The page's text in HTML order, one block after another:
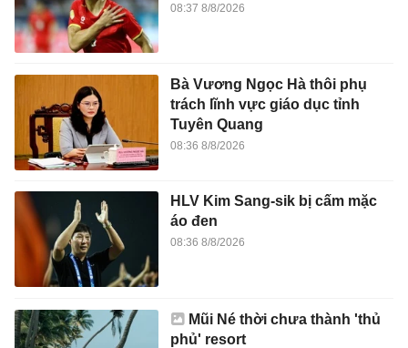
08:37 8/8/2026
Bà Vương Ngọc Hà thôi phụ
trách lĩnh vực giáo dục tỉnh
Tuyên Quang
08:36 8/8/2026
HLV Kim Sang-sik bị cấm mặc
áo đen
08:36 8/8/2026
Mũi Né thời chưa thành 'thủ
phủ' resort